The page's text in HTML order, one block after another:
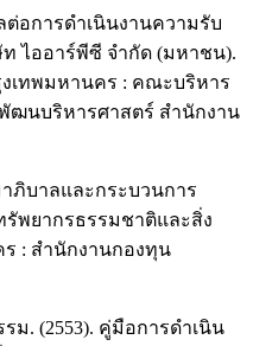
ต่อการดำเนินงานความรับ
ไออาร์พีซี จำกัด (มหาชน).
เทพมหานคร : คณะบริหาร
นบริหารศาสตร์ สำนักงาน
าภิบาลและกระบวนการ
พยากรธรรมชาติและสิ่ง
: สำนักงานกองทุน
ม. (2553). คู่มือการดำเนิน